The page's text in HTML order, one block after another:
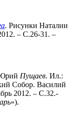
. Рисунки Наталии
– С.26-31. –
Пущаев. Ил.:
Собор. Василий
2012. – С.32.-
»).